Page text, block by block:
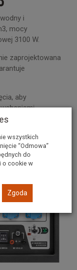
i
mocy
3100 W.
zaprojektowana
aby
poziomie oleju
wszystkich
“Odmowa”
do
o cookie w
Zgoda